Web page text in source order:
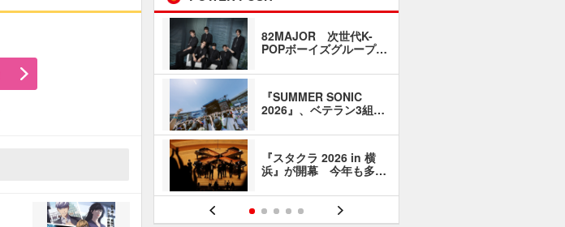
82MAJOR 次世代K-
POPボーイズグループ…
『SUMMER SONIC
2026』、ベテラン3組…
『スタクラ 2026 in 横
浜』が開幕 今年も多…